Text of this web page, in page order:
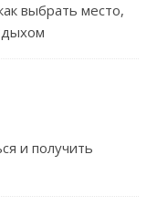
выбрать место,
и получить